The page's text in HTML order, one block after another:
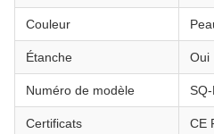
Couleur
Étanche Oui
Numéro de modèle
Certificats CE